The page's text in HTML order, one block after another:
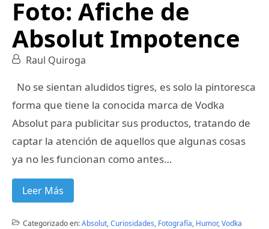
Foto: Afiche de
Absolut Impotence
Raul Quiroga
No se sientan aludidos tigres, es solo la pintoresca
forma que tiene la conocida marca de Vodka
Absolut para publicitar sus productos, tratando de
captar la atención de aquellos que algunas cosas
ya no les funcionan como antes…
Leer Más
Categorizado en:Absolut,Curiosidades, Fotografía, Humor,Vodka